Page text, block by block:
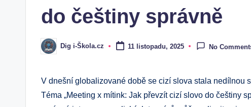
do češtiny správně
Posted
by
Dig i-Škola.cz 11 listopadu, 2025 No
V dnešní globalizované době se cizí slova stala nedílnou
Téma „Meeting x mítink: Jak převzít cizí slovo do češtiny